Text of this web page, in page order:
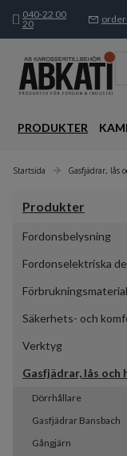
040-22 00
20
PRODUKTER
Startsida Gasfjädrar, lås
Produkter
Fordonsbelysning
Fordonselektriska
Förbrukningsmaterial
Säkerhets- och
Verktyg
Gasfjädrar, lås och
Dörrhållare
Gasfjädrar Bansbach
Gångjärn